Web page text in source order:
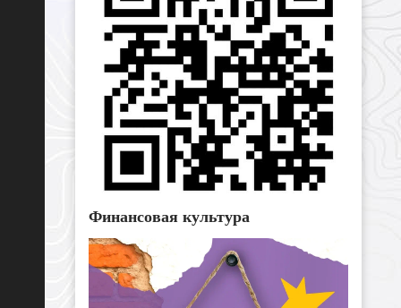
Финансовая культура